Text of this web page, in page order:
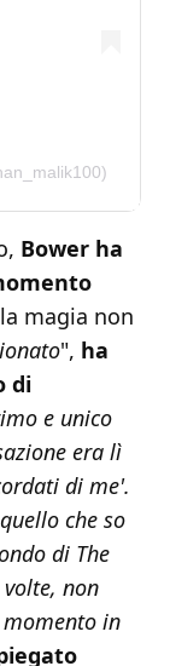
Bower ha
magia non
", ha
di
e unico
era lì
di me'.
che so
di The
non
in